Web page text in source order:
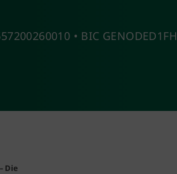
• BIC GENODED1FH
Die